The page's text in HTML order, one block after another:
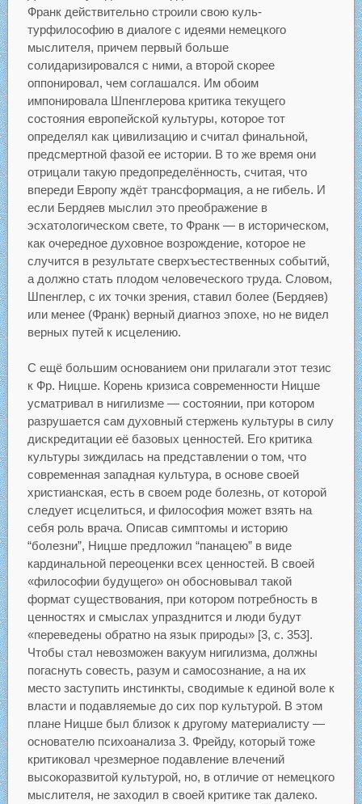
Франк действительно строили свою куль-
турфилософию в диалоге с идеями немецкого
мыслителя, причем первый больше
солидаризировался с ними, а второй скорее
оппонировал, чем соглашался. Им обоим
импонировала Шпенглерова критика текущего
состояния европейской культуры, которое тот
определял как цивилизацию и считал финальной,
предсмертной фазой ее истории. В то же время они
отрицали такую предопределённость, считая, что
впереди Европу ждёт трансформация, а не гибель. И
если Бердяев мыслил это преображение в
эсхатологическом свете, то Франк — в историческом,
как очередное духовное возрождение, которое не
случится в результате сверхъестественных событий,
а должно стать плодом человеческого труда. Словом,
Шпенглер, с их точки зрения, ставил более (Бердяев)
или менее (Франк) верный диагноз эпохе, но не видел
верных путей к исцелению.
С ещё большим основанием они прилагали этот тезис
к Фр. Ницше. Корень кризиса современности Ницше
усматривал в нигилизме — состоянии, при котором
разрушается сам духовный стержень культуры в силу
дискредитации её базовых ценностей. Его критика
культуры зиждилась на представлении о том, что
современная западная культура, в основе своей
христианская, есть в своем роде болезнь, от которой
следует исцелиться, и философия может взять на
себя роль врача. Описав симптомы и историю
“болезни”, Ницше предложил “панацею” в виде
кардинальной переоценки всех ценностей. В своей
«философии будущего» он обосновывал такой
формат существования, при котором потребность в
ценностях и смыслах упразднится и люди будут
«переведены обратно на язык природы» [3, с. 353].
Чтобы стал невозможен вакуум нигилизма, должны
погаснуть совесть, разум и самосознание, а на их
место заступить инстинкты, сводимые к единой воле к
власти и подавляемые до сих пор культурой. В этом
плане Ницше был близок к другому материалисту —
основателю психоанализа З. Фрейду, который тоже
критиковал чрезмерное подавление влечений
высокоразвитой культурой, но, в отличие от немецкого
мыслителя, не заходил в своей критике так далеко.